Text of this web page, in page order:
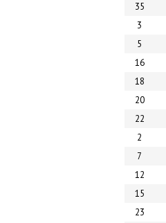
35
3
5
16
18
20
22
2
7
12
15
23